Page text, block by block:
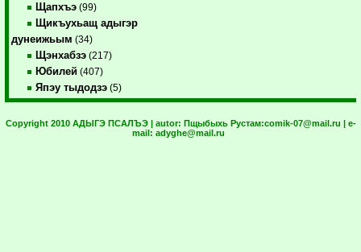
Щапхъэ (99)
Щикъухьащ адыгэр
дунеижьым (34)
Щэнхабзэ (217)
Юбилей (407)
Япэу тыдодзэ (5)
Copyright 2010 АДЫГЭ ПСАЛЪЭ | autor: Пщыбыхь Рустам:comik-07@mail.ru | e-
mail: adyghe@mail.ru